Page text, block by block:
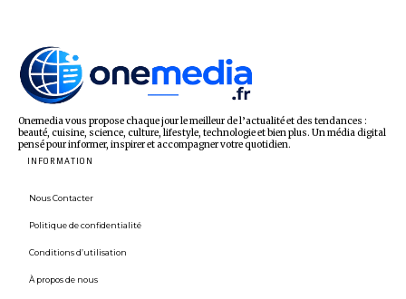
Onemedia vous propose chaque jour le meilleur de l’actualité et des tendances :
beauté, cuisine, science, culture, lifestyle, technologie et bien plus. Un média digital
pensé pour informer, inspirer et accompagner votre quotidien.
INFORMATION
Nous Contacter
Politique de confidentialité
Conditions d’utilisation
À propos de nous